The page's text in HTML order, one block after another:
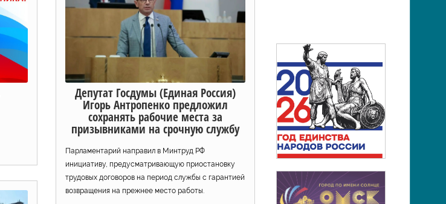
Депутат Госдумы (Единая Россия)
Игорь Антропенко предложил
сохранять рабочие места за
призывниками на срочную службу
Парламентарий направил в Минтруд РФ
инициативу, предусматривающую приостановку
трудовых договоров на период службы с гарантией
возвращения на прежнее место работы.